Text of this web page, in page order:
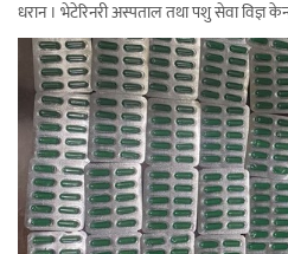
धरान । भेटेरिनरी अस्पताल तथा पशु सेवा विज्ञ